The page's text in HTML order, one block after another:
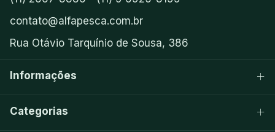
contato@alfapesca.com.br
Rua Otávio Tarquínio de Sousa, 386
Informações
Categorias